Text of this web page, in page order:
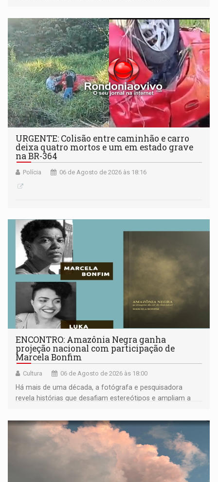
URGENTE: Colisão entre caminhão e carro
deixa quatro mortos e um em estado grave
na BR-364
Polícia 06 de Agosto de 2026 às 18:16
ENCONTRO: Amazônia Negra ganha
projeção nacional com participação de
Marcela Bonfim
Cultura 06 de Agosto de 2026 às 18:00
Há mais de uma década, a fotógrafa e pesquisadora
revela histórias que desafiam estereótipos e ampliam a
negras